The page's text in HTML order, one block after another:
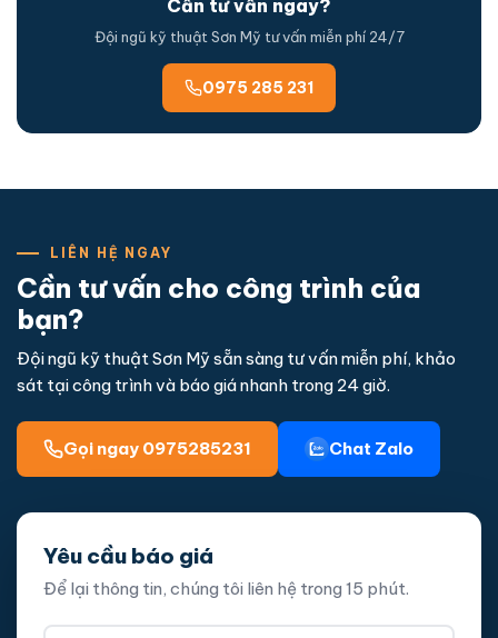
Cần tư vấn ngay?
Đội ngũ kỹ thuật Sơn Mỹ tư vấn miễn phí 24/7
0975 285 231
LIÊN HỆ NGAY
Cần tư vấn cho công trình của
bạn?
Đội ngũ kỹ thuật Sơn Mỹ sẵn sàng tư vấn miễn phí, khảo
sát tại công trình và báo giá nhanh trong 24 giờ.
Gọi ngay 0975285231 Chat Zalo
Yêu cầu báo giá
Để lại thông tin, chúng tôi liên hệ trong 15 phút.